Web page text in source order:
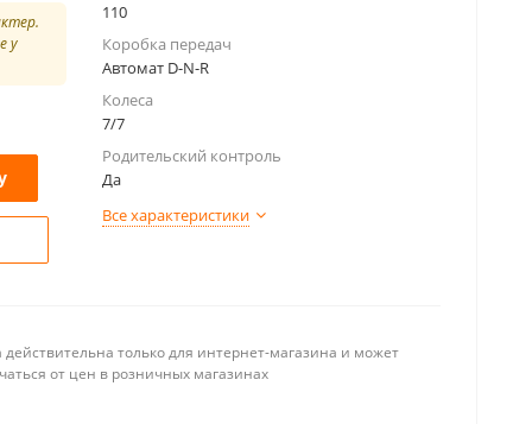
у
110
Коробка передач
Автомат D-N-R
Колеса
7/7
Родительский контроль
Да
Все характеристики
действительна только для интернет-магазина и может
от цен в розничных магазинах